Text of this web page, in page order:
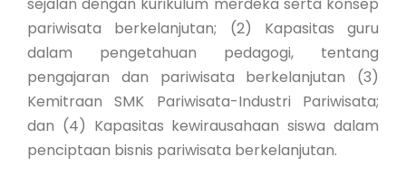
sejalan dengan kurikulum merdeka serta konsep
pariwisata berkelanjutan; (2) Kapasitas guru
dalam pengetahuan pedagogi, tentang
pengajaran dan pariwisata berkelanjutan (3)
Kemitraan SMK Pariwisata-Industri Pariwisata;
dan (4) Kapasitas kewirausahaan siswa dalam
penciptaan bisnis pariwisata berkelanjutan.